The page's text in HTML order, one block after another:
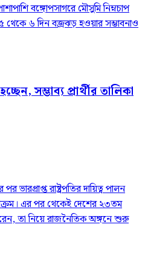
বঙ্গোপসাগরে মৌসুমি নিম্নচাপ
থেকে ৬ দিন বজ্রঝড় হওয়ার সম্ভাবনাও
সম্ভাব্য প্রার্থীর তালিকা
ভারপ্রাপ্ত রাষ্ট্রপতির দায়িত্ব পালন
এর পর থেকেই দেশের ২৩তম
তা নিয়ে রাজনৈতিক অঙ্গনে শুরু